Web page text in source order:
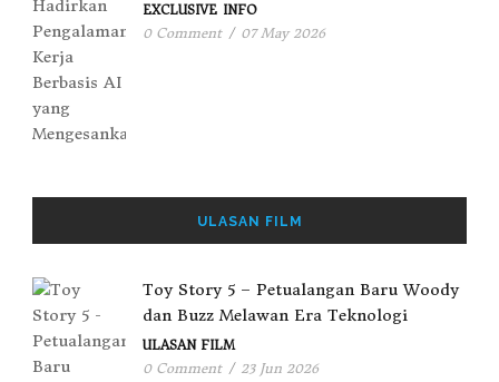
EXCLUSIVE INFO
0 Comment / 07 May 2026
ULASAN FILM
Toy Story 5 – Petualangan Baru Woody
dan Buzz Melawan Era Teknologi
ULASAN FILM
0 Comment / 23 Jun 2026